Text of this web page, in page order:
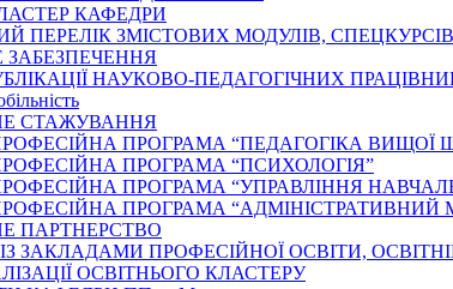
КАФЕДРИ
ПЕРЕЛІК ЗМІСТОВИХ МОДУЛІВ, СПЕЦКУРСІВ
НАУКОВО-ПЕДАГОГІЧНИХ
СТАЖУВАННЯ
ПРОГРАМА “ПЕДАГОГІКА ВИЩОЇ
ПРОГРАМА “ПСИХОЛОГІЯ”
ПРОГРАМА “УПРАВЛІННЯ
ПРОГРАМА
ПАРТНЕРСТВО
ЗАКЛАДАМИ ПРОФЕСІЙНОЇ ОСВІТИ,
ОСВІТНЬОГО КЛАСТЕРУ